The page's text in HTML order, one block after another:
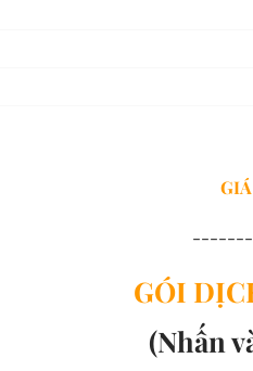
GÓI
(Nhấn